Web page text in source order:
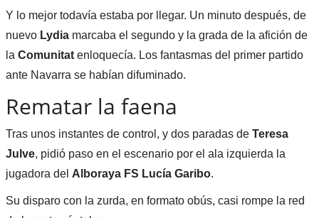
Y lo mejor todavía estaba por llegar. Un minuto después, de
nuevo Lydiamarcaba el segundo y la grada de la afición de
la Comunitatenloquecía. Los fantasmas del primer partido
ante Navarra se habían difuminado.
Rematar la faena
Tras unos instantes de control, y dos paradas de Teresa
Julve, pidió paso en el escenario por el ala izquierda la
jugadora del Alboraya FS Lucía Garibo.
Su disparo con la zurda, en formato obús, casi rompe la red